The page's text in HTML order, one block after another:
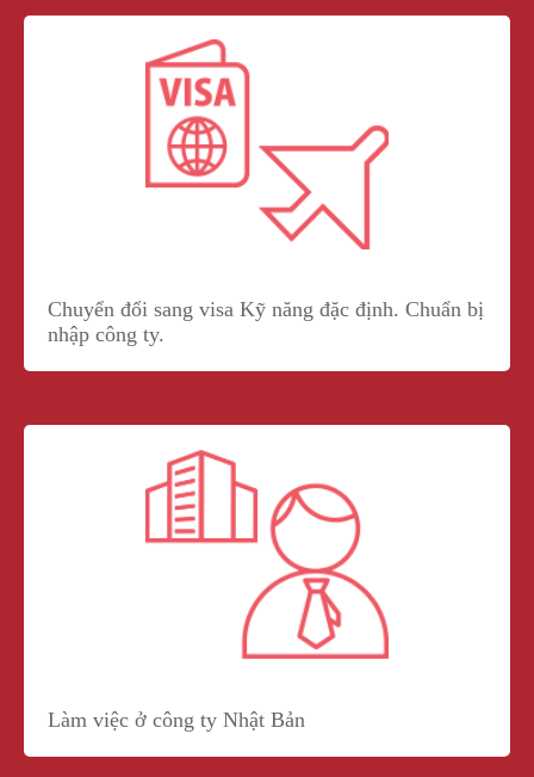
Chuyển đổi sang visa Kỹ năng đặc định. Chuẩn bị
nhập công ty.
Làm việc ở công ty Nhật Bản